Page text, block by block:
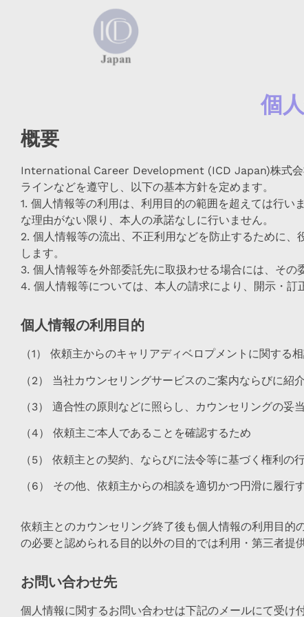
個
概要
International Career Development (ICD Japan)株式会
ラインなどを遵守し、以下の基本方針を定めます。
1. 個人情報等の利用は、利用目的の範囲を超えては行
な理由がない限り、本人の承諾なしに行いません。
2. 個人情報等の流出、不正利用などを防止するために
します。
3. 個人情報等を外部委託先に取扱わせる場合には、その
4. 個人情報等については、本人の請求により、開示・訂
個人情報の利用目的
（1） 依頼主からのキャリアディベロプメントに関する
（2） 当社カウンセリングサービスのご案内ならびに紹
（3） 適合性の原則などに照らし、カウンセリングの妥
（4） 依頼主ご本人であることを確認するため
（5） 依頼主との契約、ならびに法令等に基づく権利の
（6） その他、依頼主からの相談を適切かつ円滑に履行す
依頼主とのカウンセリング終了後も個人情報の利用目
の必要と認められる目的以外の目的では利用・第三者提
お問い合わせ先
個人情報に関するお問い合わせは下記のメールにて受け